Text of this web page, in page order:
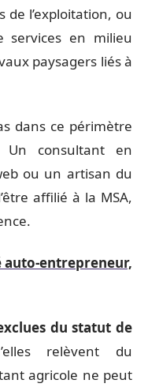
l’exploitation, ou
services en milieu
paysagers liés à
dans ce périmètre
Un consultant en
ou un artisan du
affilié à la MSA,
entrepreneur,
du statut de
relèvent du
agricole ne peut